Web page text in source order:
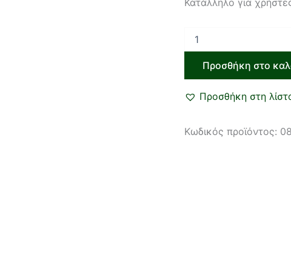
Κατάλληλο για
Προσθήκη στο
Προσθήκη στη
Κωδικός προϊόντος: